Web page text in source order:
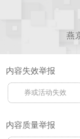
燕
内容失效举报
券或活动失效
内容质量举报